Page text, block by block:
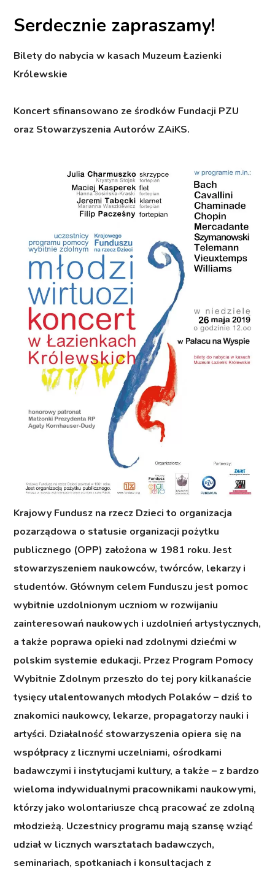
Serdecznie zapraszamy!
Bilety do nabycia w kasach Muzeum Łazienki
Królewskie
Koncert sfinansowano ze środków Fundacji PZU
oraz Stowarzyszenia Autorów ZAiKS.
Krajowy Fundusz na rzecz Dziecito organizacja
pozarządowa o statusie organizacji pożytku
publicznego (OPP) założona w 1981 roku. Jest
stowarzyszeniem naukowców, twórców, lekarzy i
studentów. Głównym celem Funduszu jest pomoc
wybitnie uzdolnionym uczniom w rozwijaniu
zainteresowań naukowych i uzdolnień artystycznych,
a także poprawa opieki nad zdolnymi dziećmi w
polskim systemie edukacji. Przez Program Pomocy
Wybitnie Zdolnym przeszło do tej pory kilkanaście
tysięcy utalentowanych młodych Polaków – dziś to
znakomici naukowcy, lekarze, propagatorzy nauki i
artyści. Działalność stowarzyszenia opiera się na
współpracy z licznymi uczelniami, ośrodkami
badawczymi i instytucjami kultury, a także – z bardzo
wieloma indywidualnymi pracownikami naukowymi,
którzy jako wolontariusze chcą pracować ze zdolną
młodzieżą. Uczestnicy programu mają szansę wziąć
udział w licznych warsztatach badawczych,
seminariach, spotkaniach i konsultacjach z